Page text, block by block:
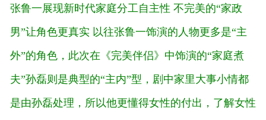
张鲁一展现新时代家庭分工自主性 不完美的“家政
男”让角色更真实 以往张鲁一饰演的人物更多是“主
外”的角色，此次在《完美伴侣》中饰演的“家庭煮
夫”孙磊则是典型的“主内”型，剧中家里大事小情都
是由孙磊处理，所以他更懂得女性的付出，了解女性